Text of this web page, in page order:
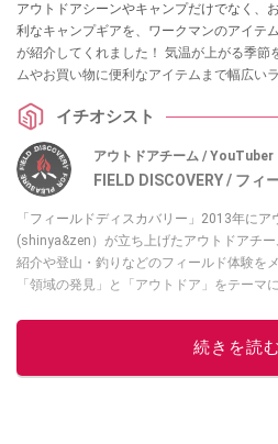
アウトドアシーンやキャンプだけでなく、
利なキャンプギアを、ワークマンのアイテ
が紹介してくれました！ 気温が上がる季節
ムやお買い物に便利なアイテムまで幅広い
イチオシスト
アウトドアチーム / YouTuber
FIELD DISCOVERY / フィ
「フィールドディスカバリー」2013年にア
(shinya&zen）が立ち上げたアウトドアチ
紹介や登山・釣りなどのフィールド体験を
「領域の発見」と「アウトドア」をテーマ
・YouTubeチャンネルは
続きを読